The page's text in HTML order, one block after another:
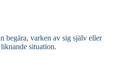
begära, varken av sig själv eller
situation.